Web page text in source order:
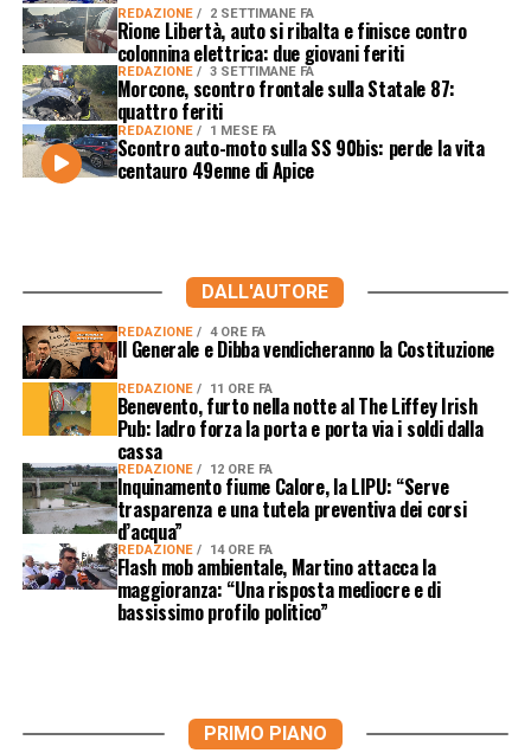
REDAZIONE 2 SETTIMANE FA
Rione Libertà, auto si ribalta e finisce contro
colonnina elettrica: due giovani feriti
REDAZIONE 3 SETTIMANE FA
Morcone, scontro frontale sulla Statale 87:
quattro feriti
REDAZIONE 1 MESE FA
Scontro auto-moto sulla SS 90bis: perde la vita
centauro 49enne di Apice
DALL'AUTORE
REDAZIONE 4 ORE FA
Il Generale e Dibba vendicheranno la Costituzione
REDAZIONE 11 ORE FA
Benevento, furto nella notte al The Liffey Irish
Pub: ladro forza la porta e porta via i soldi dalla
cassa
REDAZIONE 12 ORE FA
Inquinamento fiume Calore, la LIPU: “Serve
trasparenza e una tutela preventiva dei corsi
d’acqua”
REDAZIONE 14 ORE FA
Flash mob ambientale, Martino attacca la
maggioranza: “Una risposta mediocre e di
bassissimo profilo politico”
PRIMO PIANO